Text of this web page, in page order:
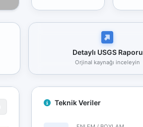
Detaylı USGS Raporu
Orjinal kaynağı inceleyin
Teknik Veriler